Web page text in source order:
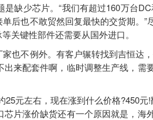
缺少芯片。“我们有超过160万台
后也不敢贸然回复最快的交货期。”
关键性部件还需要从国外进口。
也不例外。有客户辗转找到吉恒达
来配套件啊，临时调整生产线，需
元左右，现在涨到什么价格?450元
片涨价缺货还有一个原因就是，海